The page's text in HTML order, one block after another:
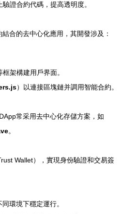
證合約代碼，提高透明度。
合的去中心化應用，其開發涉及：
框架構建用戶界面。
）以連接區塊鏈并調用智能合約。
常采用去中心化存儲方案，如
。
Wallet），實現身份驗證和交易簽
環境下穩定運行。